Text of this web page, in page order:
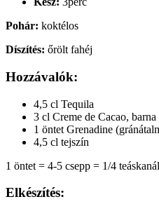
Pohár: koktélos
Díszítés: őrölt fahéj
Hozzávalók:
4,5 cl Tequila
3 cl Creme de Cacao,
1 öntet Grenadine
4,5 cl tejszín
1 öntet = 4-5 csepp = 1/4 teáskanál
Elkészítés: